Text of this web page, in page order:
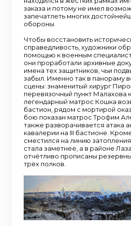
заказа и потому не имел
запечатлеть многих
обороны.
Чтобы восстановить
справедливость, художники
помощью к военным
они проработали архивные
имена тех защитников, чьи
забыл. Именно так в панораму
сцены: знаменитый хирург
перевязочный пункт Малахова
легендарный матрос Кошка
бастион, рядом с мортирой
бою показан матрос Трофим
также разворачивается атака
кавалерии на III бастионе.
сместился на линию
стала заметнее, а в районе
отчётливо прописаны
трёх полков.